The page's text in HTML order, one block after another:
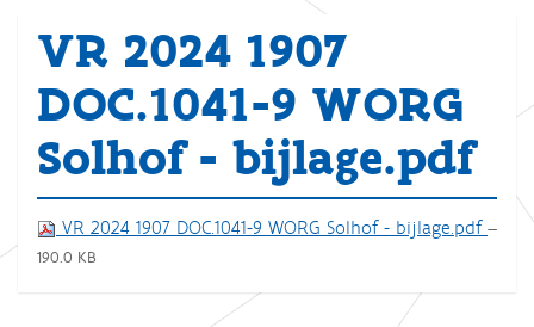
VR 2024 1907
DOC.1041-9 WORG
Solhof - bijlage.pdf
VR 2024 1907 DOC.1041-9 WORG Solhof - bijlage.pdf —
190.0 KB